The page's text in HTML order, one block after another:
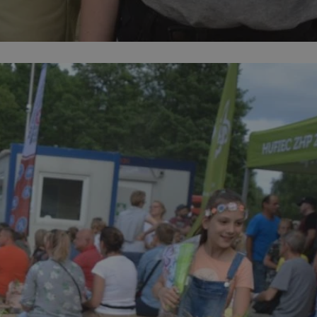
ludzi i
internetowej,
raportów
internetowej.
identyfikatora
obsługuje
optymalizacji
przechowywania
do usług
czy użytkownik
lub reklamy.
o zgodzie
dotyczących
z witryny.
prywatności
przestrzeganie